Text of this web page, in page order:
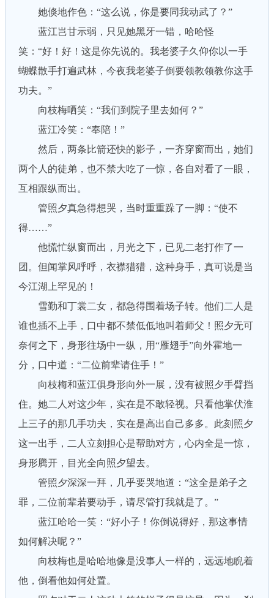
她倏地作色：“这么说，你是要同我动武了？”
蓝江岂甘示弱，只见她黑牙一错，哈哈怪
笑：“好！好！这是你先说的。我老婆子久仰你以一手
蝴蝶散手打遍武林，今夜我老婆子倒要领教领教你这手
功夫。”
向枝梅哂笑：“我们到院子里去如何？”
蓝江冷笑：“奉陪！”
然后，两条比箭还快的影子，一齐穿窗而出，她们
两个人的徒弟，也不禁大吃了一惊，各自对看了一眼，
互相跟纵而出。
管照夕真急得想哭，当时重重跺了一脚：“使不
得……”
他慌忙纵窗而出，月光之下，已见二老打作了一
团。但闻掌风呼呼，衣襟猎猎，这种身手，真可说是当
今江湖上罕见的！
雪勤和丁裳二女，都急得围着场子转。他们二人是
谁也插不上手，口中都不禁低低地叫着师父！照夕无可
奈何之下，身形往场中一纵，用“雁翅手”向外霍地一
分，口中道：“二位前辈请住手！”
向枝梅和蓝江俱身形向外一展，没有被照夕手臂挡
住。她二人对这少年，实在是不敢轻视。只看他掌伏淮
上三子的那几手功夫，实在是高出自己多多。此刻照夕
这一出手，二人立刻担心是帮助对方，心内全是一惊，
身形腾开，目光全向照夕望去。
管照夕深深一拜，几乎要哭地道：“这全是弟子之
罪，二位前辈若要动手，请尽管打我就是了。”
蓝江哈哈一笑：“好小子！你倒说得好，那这事情
如何解决呢？”
向枝梅也是哈哈地像是没事人一样的，远远地睨着
他，倒看他如何处置。